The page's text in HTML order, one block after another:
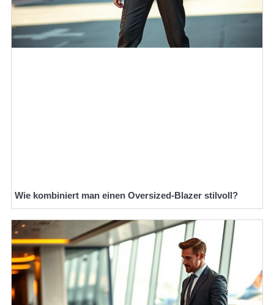
Wie kombiniert man einen Oversized-Blazer stilvoll?